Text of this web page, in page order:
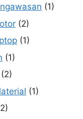
(1)
(2)
(1)
(1)
(2)
(1)